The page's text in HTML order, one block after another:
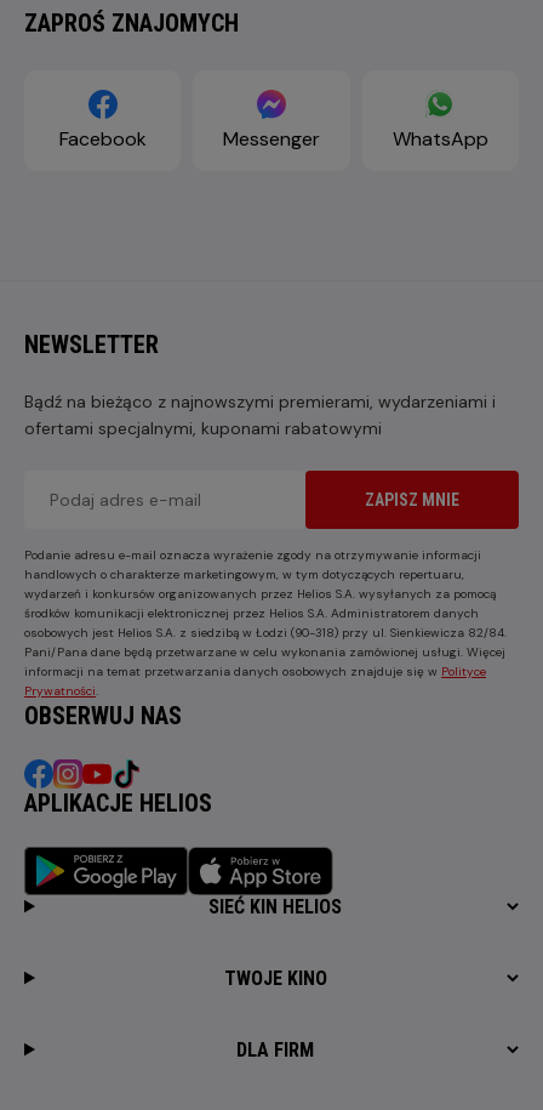
ZAPROŚ ZNAJOMYCH
Facebook Messenger WhatsApp
NEWSLETTER
Bądź na bieżąco z najnowszymi premierami, wydarzeniami i
ofertami specjalnymi, kuponami rabatowymi
ZAPISZ MNIE
Podanie adresu e-mail oznacza wyrażenie zgody na otrzymywanie informacji
handlowych o charakterze marketingowym, w tym dotyczących repertuaru,
wydarzeń i konkursów organizowanych przez Helios S.A. wysyłanych za pomocą
środków komunikacji elektronicznej przez Helios S.A. Administratorem danych
osobowych jest Helios S.A. z siedzibą w Łodzi (90-318) przy ul. Sienkiewicza 82/84.
Pani/Pana dane będą przetwarzane w celu wykonania zamówionej usługi. Więcej
informacji na temat przetwarzania danych osobowych znajduje się w Polityce
Prywatności
OBSERWUJ NAS
APLIKACJE HELIOS
SIEĆ KIN HELIOS
TWOJE KINO
DLA FIRM